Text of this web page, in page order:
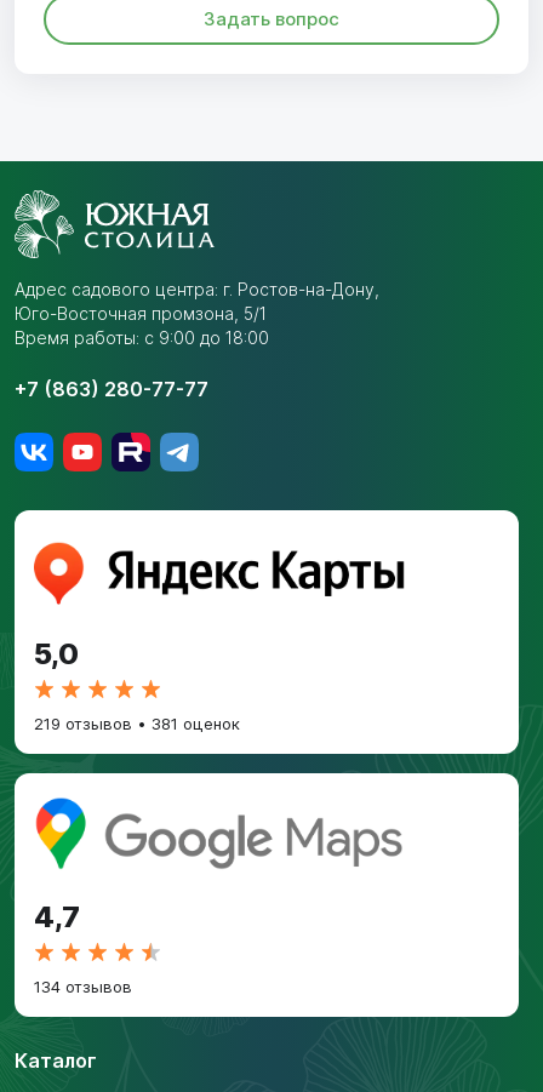
Задать вопрос
Адрес садового центра: г. Ростов-на-Дону,
Юго-Восточная промзона, 5/1
Время работы: с 9:00 до 18:00
+7 (863) 280-77-77
5,0
219 отзывов • 381 оценок
4,7
134 отзывов
Каталог